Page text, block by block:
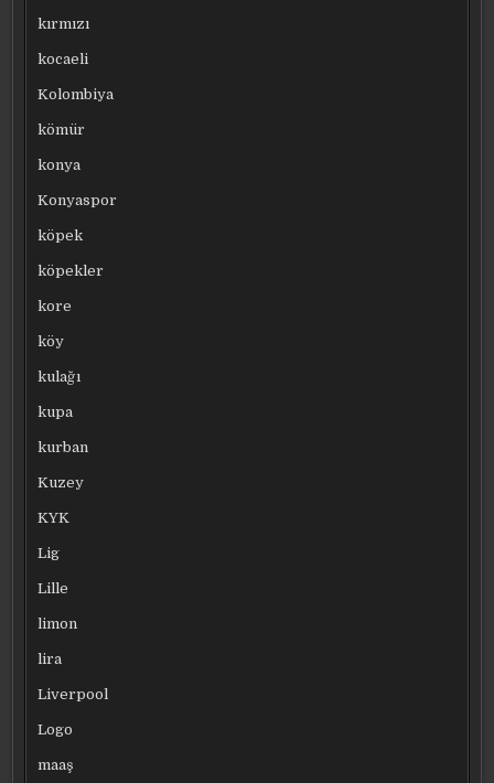
kırmızı
kocaeli
Kolombiya
kömür
konya
Konyaspor
köpek
köpekler
kore
köy
kulağı
kupa
kurban
Kuzey
KYK
Lig
Lille
limon
lira
Liverpool
Logo
maaş